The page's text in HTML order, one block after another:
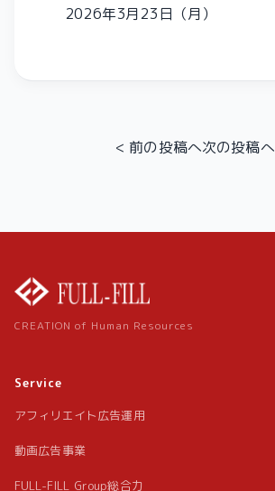
2026年3月23日（月）
< 前の投稿へ次の投稿へ
CREATION of Human Resources
Service
アフィリエイト広告運用
動画広告事業
FULL-FILL Group総合力